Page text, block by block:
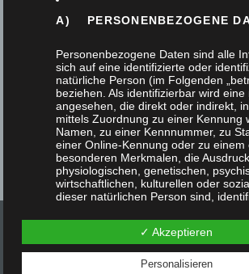
Jubiläumsjahr zuende gegangen.
A) PERSONENBEZOGENE
Personenbezogene Daten sind alle
sich auf eine identifizierte oder
natürliche Person (im Folgenden
beziehen. Als identifizierbar wird
angesehen, die direkt oder indirekt,
mittels Zuordnung zu einer Kennung
Namen, zu einer Kennnummer, zu
einer Online-Kennung oder zu einem
besonderen Merkmalen, die
physiologischen, genetischen,
wirtschaftlichen, kulturellen oder
dieser natürlichen Person sind,
✓ Akzeptieren
Personalisieren